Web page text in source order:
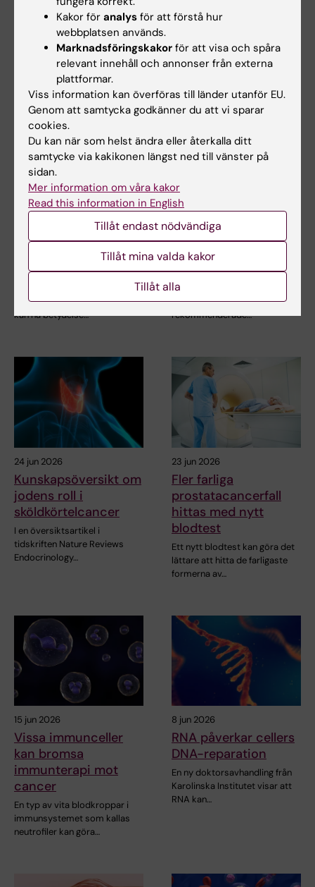
Relaterade artiklar
7 aug 2026
Celler i tumörens
mikromiljö kan
hormonbehandling
bröstcancertumörs mikromiljö
kan ha betydelse…
5 aug 2026
Hög följsamhet trots
täta kontroller av
barn med ärftlig
cancerrisk
Barn med en ärftlig variant i
genen TP53 följer i hög grad
rekommenderade…
24 jun 2026
Kunskapsöversikt om
jodens roll i
sköldkörtelcancer
I en översiktsartikel i
tidskriften Nature Reviews
Endocrinology…
23 jun 2026
Fler farliga
prostatacancerfall
hittas med nytt
blodtest
Ett nytt blodtest kan göra det
lättare att hitta de farligaste
formerna av…
15 jun 2026
Vissa immunceller
kan bromsa
immunterapi mot
cancer
En typ av vita blodkroppar i
immunsystemet som kallas
neutrofiler kan göra…
8 jun 2026
RNA påverkar cellers
DNA-reparation
En ny doktorsavhandling från
Karolinska Institutet visar att
RNA kan…
Kakor för analys för att förstå hur
webbplatsen används.
Marknadsföringskakor för att visa och spåra
relevant innehåll och annonser från externa
plattformar.
Viss information kan överföras till länder utanför EU.
Genom att samtycka godkänner du att vi sparar
cookies.
Du kan när som helst ändra eller återkalla ditt
samtycke via kakikonen längst ned till vänster på
sidan.
Mer information om våra kakor
Read this information in English
Tillåt endast nödvändiga
Tillåt mina valda kakor
Tillåt alla